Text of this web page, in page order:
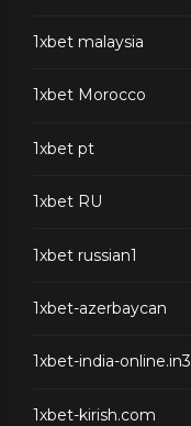
1xbet malaysia
1xbet Morocco
1xbet pt
1xbet RU
1xbet russian1
1xbet-azerbaycan
1xbet-india-online.in3
1xbet-kirish.com